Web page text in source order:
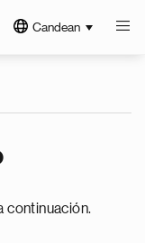
Candean
continuación.